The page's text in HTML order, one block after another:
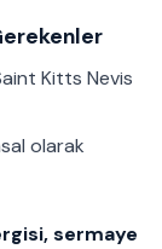
Kitts Nevis
olarak
sermaye